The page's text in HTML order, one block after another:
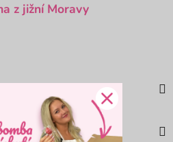
z jižní Moravy